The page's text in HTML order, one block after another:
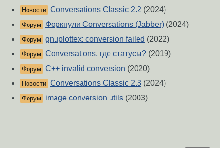
Новости Conversations Classic 2.2 (2024)
Форум Форкнули Conversations (Jabber) (2024)
Форум gnuplottex: conversion failed (2022)
Форум Conversations, где статусы? (2019)
Форум C++ invalid conversion (2020)
Новости Conversations Classic 2.3 (2024)
Форум image conversion utils (2003)